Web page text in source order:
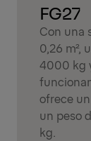
FG27
Con una
0,26 m²,
4000 kg
ofrece
un peso
kg.